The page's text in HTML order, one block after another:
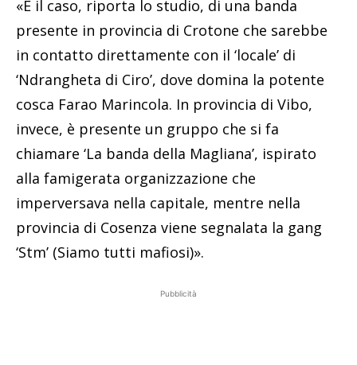
«È il caso, riporta lo studio, di una banda
presente in provincia di Crotone che sarebbe
in contatto direttamente con il ‘locale’ di
‘Ndrangheta di Ciro’, dove domina la potente
cosca Farao Marincola. In provincia di Vibo,
invece, è presente un gruppo che si fa
chiamare ‘La banda della Magliana’, ispirato
alla famigerata organizzazione che
imperversava nella capitale, mentre nella
provincia di Cosenza viene segnalata la gang
‘Stm’ (Siamo tutti mafiosi)».
Pubblicità